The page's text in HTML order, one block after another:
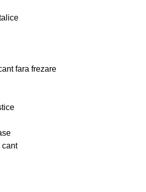
fara frezare
cant